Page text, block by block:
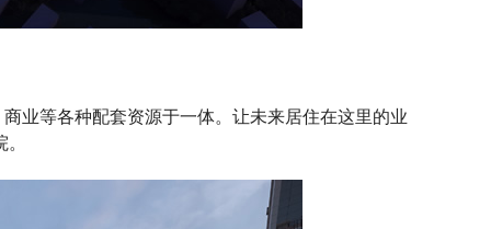
业等各种配套资源于一体。让未来居住在这里的业